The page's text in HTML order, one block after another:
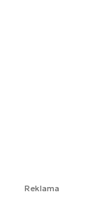
Reklama